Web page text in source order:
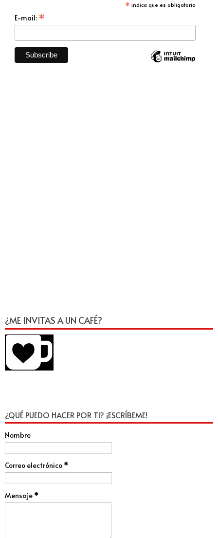
* indica que es obligatorio
E-mail: *
¿ME INVITAS A UN CAFÉ?
¿QUÉ PUEDO HACER POR TI? ¡ESCRÍBEME!
Nombre
Correo electrónico *
Mensaje *